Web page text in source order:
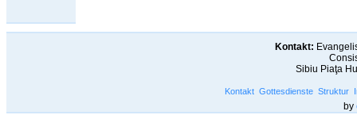
Kontakt:
Sibiu Piaţa
Kontakt Gottesdienste Struktur
by